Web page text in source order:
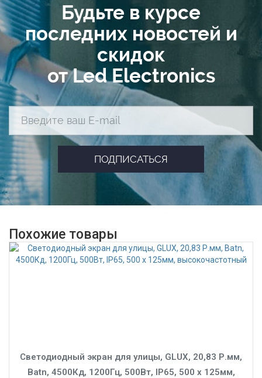
Будьте в курсе
последних новостей и
скидок
от Led Electronics
Похожие товары
Светодиодный экран для улицы, GLUX, 20,83 Р.мм,
Batn, 4500Кд, 1200Гц, 500Вт, IP65, 500 x 125мм,